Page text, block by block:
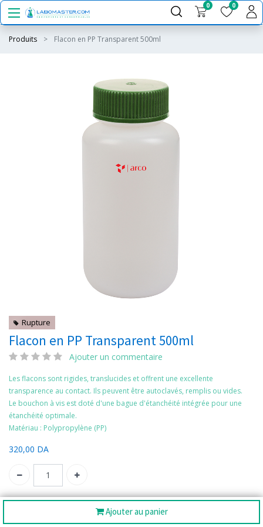
0 0
Produits Flacon en PP Transparent 500ml
Ajouter au panier
Rupture
Flacon en PP Transparent 500ml
Ajouter un commentaire
Les flacons sont rigides, translucides et offrent une excellente
transparence au contact. Ils peuvent être autoclavés, remplis ou vides.
Le bouchon à vis est doté d'une bague d'étanchéité intégrée pour une
étanchéité optimale.
Matériau : Polypropylène (PP)
320,00 DA
SKU: 2061050/4
Flacons et bidons